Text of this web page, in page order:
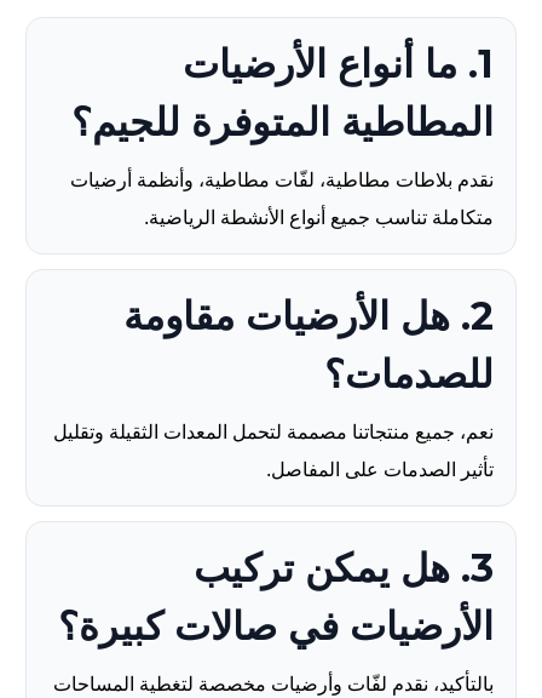
1. ما أنواع الأرضيات
المطاطية المتوفرة للجيم؟
نقدم بلاطات مطاطية، لفّات مطاطية، وأنظمة أرضيات
متكاملة تناسب جميع أنواع الأنشطة الرياضية.
2. هل الأرضيات مقاومة
للصدمات؟
نعم، جميع منتجاتنا مصممة لتحمل المعدات الثقيلة وتقليل
تأثير الصدمات على المفاصل.
3. هل يمكن تركيب
الأرضيات في صالات كبيرة؟
بالتأكيد، نقدم لفّات وأرضيات مخصصة لتغطية المساحات